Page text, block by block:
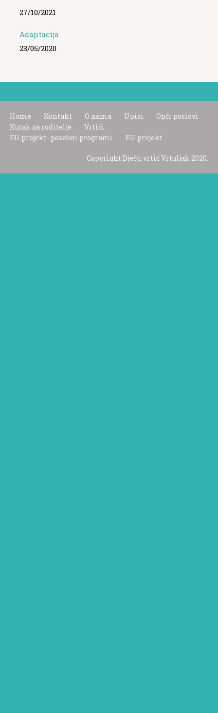
27/10/2021
Adaptacija
23/05/2020
Home Kontakt O nama Upisi
Opći poslovi
Kutak za roditelje
Vrtići
EU projekt- posebni programi
EU projekt
Copyright Dječji vrtić Vrtuljak 2020.